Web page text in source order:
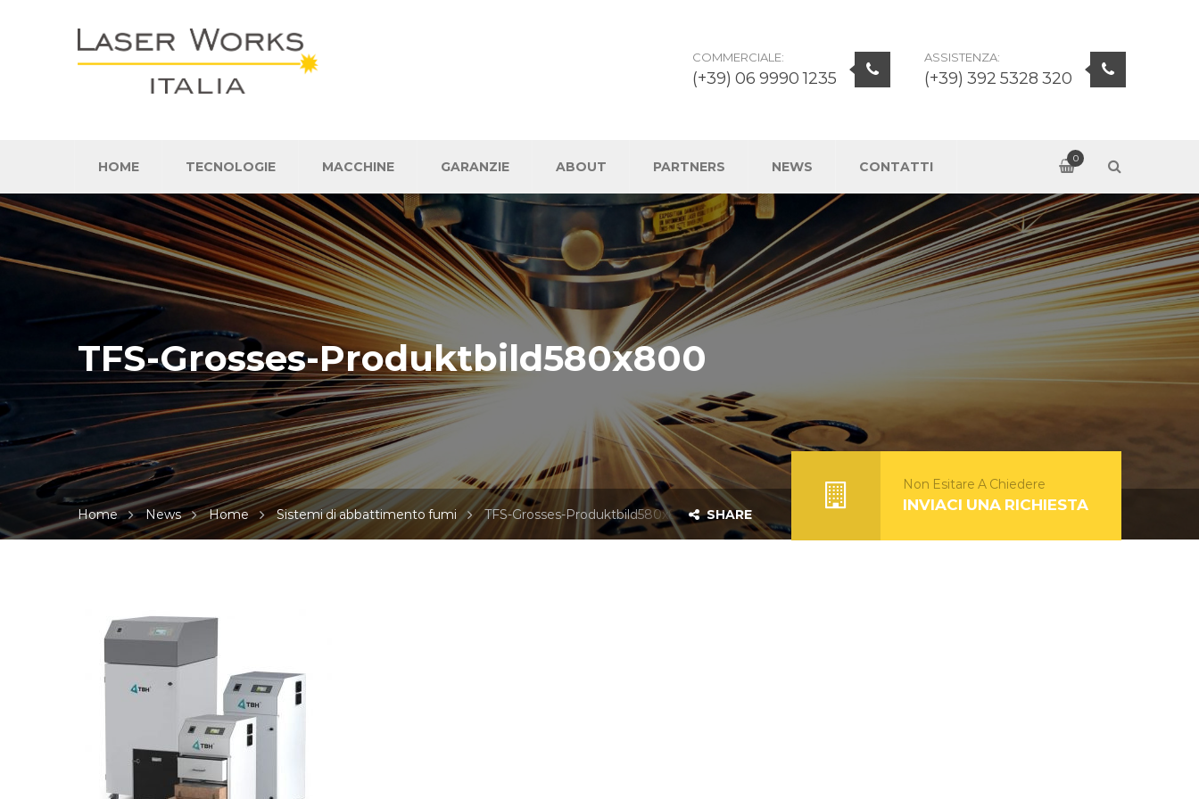
COMMERCIALE:
(+39) 06 9990 1235
ASSISTENZA:
(+39) 392 5328 320
HOME TECNOLOGIE MACCHINE GARANZIE ABOUT PARTNERS NEWS CONTATTI
0
TFS-Grosses-Produktbild580x800
Home News Home Sistemi di abbattimento fumi TFS-Grosses-Produktbild580x800 SHARE
Non Esitare A Chiedere
INVIACI UNA RICHIESTA
TFS-
Grosses-
Produktbild580x800